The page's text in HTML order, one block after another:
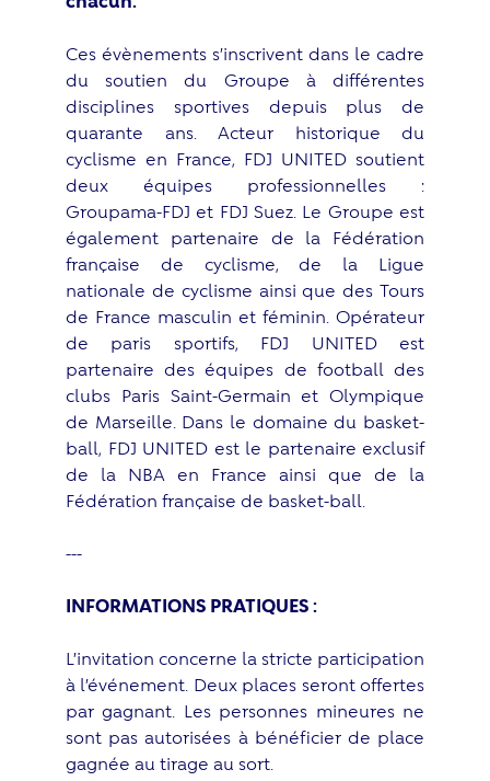
Ces évènements s’inscrivent dans le cadre
du soutien du Groupe à différentes
disciplines sportives depuis plus de
quarante ans. Acteur historique du
cyclisme en France, FDJ UNITED soutient
deux équipes professionnelles :
Groupama-FDJ et FDJ Suez. Le Groupe est
également partenaire de la Fédération
française de cyclisme, de la Ligue
nationale de cyclisme ainsi que des Tours
de France masculin et féminin. Opérateur
de paris sportifs, FDJ UNITED est
partenaire des équipes de football des
clubs Paris Saint-Germain et Olympique
de Marseille. Dans le domaine du basket-
ball, FDJ UNITED est le partenaire exclusif
de la NBA en France ainsi que de la
Fédération française de basket-ball.
---
INFORMATIONS PRATIQUES :
L’invitation concerne la stricte participation
à l’événement. Deux places seront offertes
par gagnant. Les personnes mineures ne
sont pas autorisées à bénéficier de place
gagnée au tirage au sort.